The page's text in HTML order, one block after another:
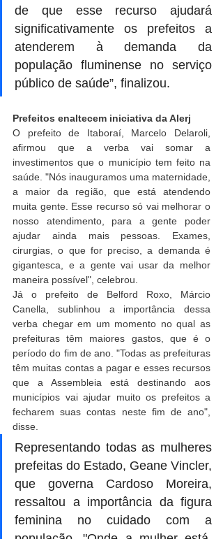
de que esse recurso ajudará
significativamente os prefeitos a
atenderem à demanda da
população fluminense no serviço
público de saúde”, finalizou.
Prefeitos enaltecem iniciativa da Alerj
O prefeito de Itaboraí, Marcelo Delaroli,
afirmou que a verba vai somar a
investimentos que o município tem feito na
saúde. "Nós inauguramos uma maternidade,
a maior da região, que está atendendo
muita gente. Esse recurso só vai melhorar o
nosso atendimento, para a gente poder
ajudar ainda mais pessoas. Exames,
cirurgias, o que for preciso, a demanda é
gigantesca, e a gente vai usar da melhor
maneira possível", celebrou.
Já o prefeito de Belford Roxo, Márcio
Canella, sublinhou a importância dessa
verba chegar em um momento no qual as
prefeituras têm maiores gastos, que é o
período do fim de ano. "Todas as prefeituras
têm muitas contas a pagar e esses recursos
que a Assembleia está destinando aos
municípios vai ajudar muito os prefeitos a
fecharem suas contas neste fim de ano",
disse.
Representando todas as mulheres
prefeitas do Estado, Geane Vincler,
que governa Cardoso Moreira,
ressaltou a importância da figura
feminina no cuidado com a